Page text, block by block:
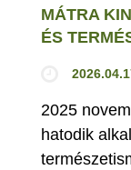
MÁTRA
ÉS
2025
hatodik